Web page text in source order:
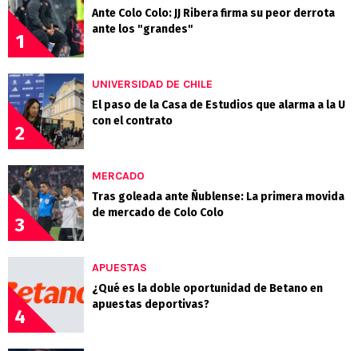
1
Ante Colo Colo: JJ Ribera firma su peor derrota
ante los "grandes"
2
UNIVERSIDAD DE CHILE
El paso de la Casa de Estudios que alarma a la U
con el contrato
3
MERCADO
Tras goleada ante Ñublense: La primera movida
de mercado de Colo Colo
4
APUESTAS
¿Qué es la doble oportunidad de Betano en
apuestas deportivas?